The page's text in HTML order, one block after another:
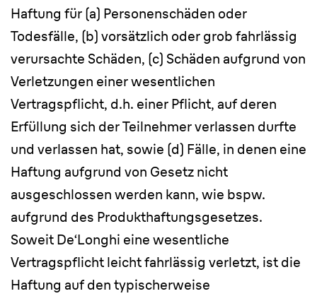
Haftung für (a) Personenschäden oder
Todesfälle, (b) vorsätzlich oder grob fahrlässig
verursachte Schäden, (c) Schäden aufgrund von
Verletzungen einer wesentlichen
Vertragspflicht, d.h. einer Pflicht, auf deren
Erfüllung sich der Teilnehmer verlassen durfte
und verlassen hat, sowie (d) Fälle, in denen eine
Haftung aufgrund von Gesetz nicht
ausgeschlossen werden kann, wie bspw.
aufgrund des Produkthaftungsgesetzes.
Soweit De‘Longhi eine wesentliche
Vertragspflicht leicht fahrlässig verletzt, ist die
Haftung auf den typischerweise